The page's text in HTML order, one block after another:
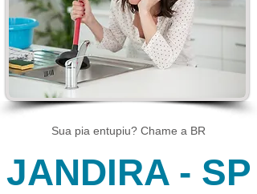
Sua pia entupiu? Chame a BR
JANDIRA - SP